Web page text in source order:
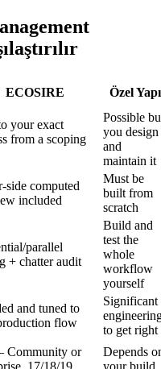
ECOSIRE Özel Yapı
your exact
from a scoping
Possible
you design
and
maintain it
side computed
included
Must be
built from
scratch
parallel
+ chatter audit
Build and
test the
whole
workflow
yourself
and tuned to
flow
Significant
to get right
Community or
17/18/19
Depends
your build